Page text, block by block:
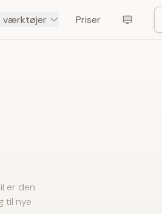
værktøjer Priser
er den
til nye